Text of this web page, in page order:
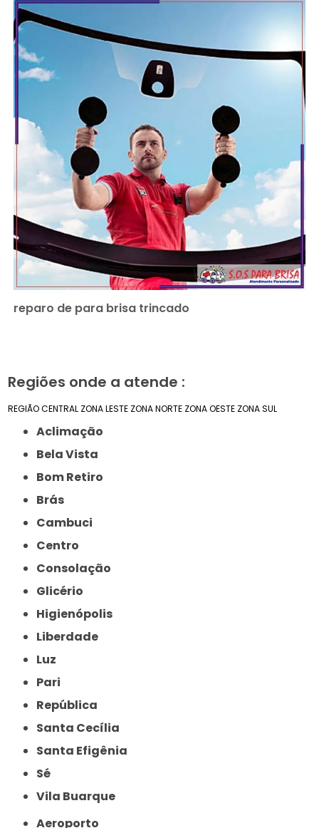
reparo de para brisa trincado
Regiões onde a atende :
REGIÃO CENTRAL ZONA LESTE ZONA NORTE ZONA OESTE ZONA SUL
Aclimação
Bela Vista
Bom Retiro
Brás
Cambuci
Centro
Consolação
Glicério
Higienópolis
Liberdade
Luz
Pari
República
Santa Cecília
Santa Efigênia
Sé
Vila Buarque
Aeroporto